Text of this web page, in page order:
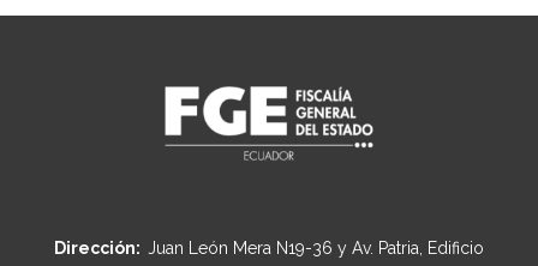
Dirección: Juan León Mera N19-36 y Av. Patria, Edificio